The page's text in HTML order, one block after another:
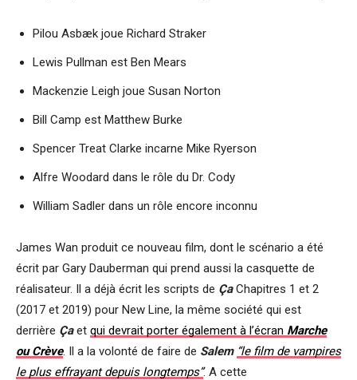
Pilou Asbæk joue Richard Straker
Lewis Pullman est Ben Mears
Mackenzie Leigh joue Susan Norton
Bill Camp est Matthew Burke
Spencer Treat Clarke incarne Mike Ryerson
Alfre Woodard dans le rôle du Dr. Cody
William Sadler dans un rôle encore inconnu
James Wan produit ce nouveau film, dont le scénario a été
écrit par Gary Dauberman qui prend aussi la casquette de
réalisateur. Il a déjà écrit les scripts de ÇaChapitres 1 et 2
(2017 et 2019) pour New Line, la même société qui est
derrière Çaet qui devrait porter également à l’écran Marche
ou Crève. Il a la volonté de faire de Salem “le film de vampires
le plus effrayant depuis longtemps”. A cette